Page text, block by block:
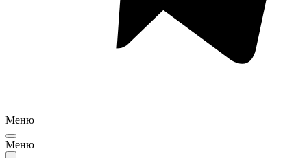
Меню
Меню